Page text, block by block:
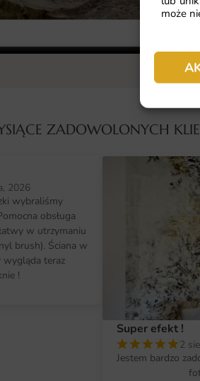
może
ZADOWOLONYCH
2026
wybraliśmy
obsługa
w utrzymaniu
brush). Ściana w
wygląda teraz
!
Super efekt !
2
Jestem bardzo